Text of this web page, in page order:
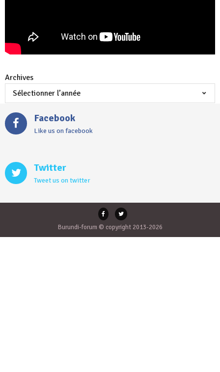
Archives
Facebook
Like us on facebook
Twitter
Tweet us on twitter
Burundi-forum © copyright 2013-2026